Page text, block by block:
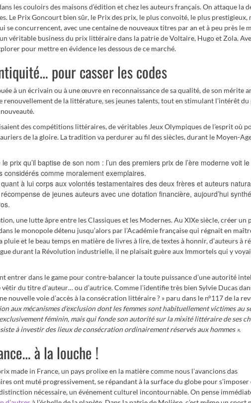
les couloirs des maisons d’édition et chez les auteurs français. On attaque la
Le Prix Goncourt bien sûr, le Prix des prix, le plus convoité, le plus prestigieux,
se concurrencent, avec une centaine de nouveaux titres par an et à peu près le
véritable business du prix littéraire dans la patrie de Voltaire, Hugo et Zola.
pour mettre en évidence les dessous de ce marché.
pour casser les codes
à un écrivain ou à une œuvre en reconnaissance de sa qualité, de son mérite
de la littérature, ses jeunes talents, tout en stimulant l’intérêt
des compétitions littéraires, de véritables Jeux Olympiques de l’esprit où
de la gloire. La tradition va perdurer au fil des siècles, durant le Moyen-
le prix qu’il baptise de son nom : l’un des premiers prix de l’ère moderne voit
comme moralement exemplaires.
à lui corps aux volontés testamentaires des deux frères et auteurs
de jeunes auteurs avec une dotation financière, aujourd’hui
une lutte âpre entre les Classiques et les Modernes. Au XIXe siècle, créer un
le monopole détenu jusqu’alors par l’Académie française qui régnait en
et le beau temps en matière de livres à lire, de textes à honnir, d’auteurs à
durant la Révolution industrielle, il ne plaisait guère aux Immortels qui y
entrer dans le game pour contre-balancer la toute puissance d’une autorité
du titre d’auteur… ou d’autrice. Comme l’identifie très bien Sylvie Ducas
nouvelle voie d’accès à la consécration littéraire ? » paru dans le n°117 de la
aux mécanismes d’exclusion dont les femmes sont habituellement victimes au
féminin, mais qui fonde son autorité sur la mixité littéraire de ses
à investir des lieux de consécration ordinairement réservés aux hommes ».
à la louche !
made in France, un pays prolixe en la matière comme nous l’avancions das
ont muté progressivement, se répandant à la surface du globe pour s’imposer
nécessaire, un événement culturel incontournable. On pense